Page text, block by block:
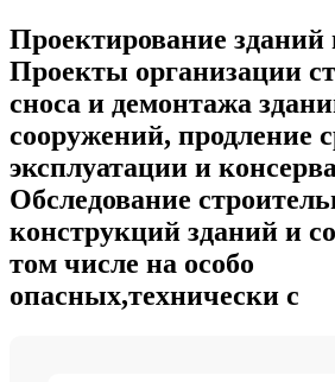
Проектирование зданий
Проекты организации
сноса и демонтажа
сооружений, продление
эксплуатации и
Обследование
конструкций зданий и
том числе на особо
опасных,технически с